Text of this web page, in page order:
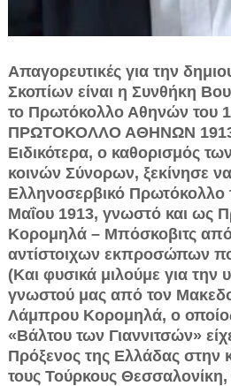
Απαγορευτικές για την
Σκοπίων είναι η Συνθήκη
το Πρωτόκολλο Αθηνών του
ΠΡΩΤΟΚΟΛΛΟ ΑΘΗΝΩΝ
Ειδικότερα, ο καθορισμός
κοινών Σύνορων, ξεκίνησε
Ελληνοσερβικό
Μαΐου 1913, γνωστό και ως
Κορομηλά – Μπόσκοβιτς
αντίστοιχων εκπροσώπων
(Και φυσικά μιλούμε για την
γνωστού μας από τον
Λάμπρου Κορομηλά, ο
«Βάλτου των Γιαννιτσών»
Πρόξενος της Ελλάδας στην
τους Τούρκους Θεσσαλονίκη,